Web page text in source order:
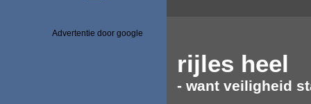
Advertentie door google
rijles heel
- want veiligheid